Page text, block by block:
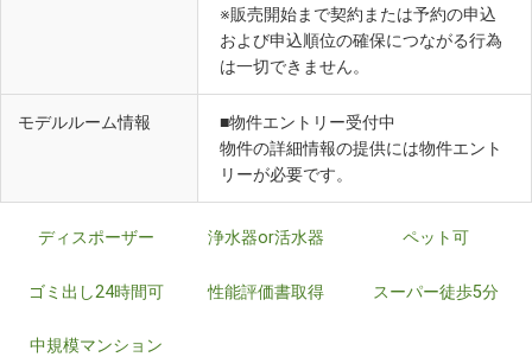
※販売開始まで契約または予約の申込
および申込順位の確保につながる行為
は一切できません。
モデルルーム情報
■物件エントリー受付中
物件の詳細情報の提供には物件エント
リーが必要です。
ディスポーザー 浄水器or活水器 ペット可
ゴミ出し24時間可 性能評価書取得 スーパー徒歩5分
中規模マンション